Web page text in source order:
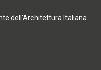
dell'Architettura Italiana